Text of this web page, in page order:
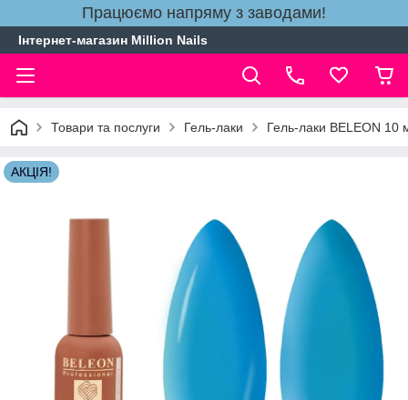
Працюємо напряму з заводами!
Інтернет-магазин Million Nails
Товари та послуги Гель-лаки Гель-лаки BELEON
АКЦІЯ!